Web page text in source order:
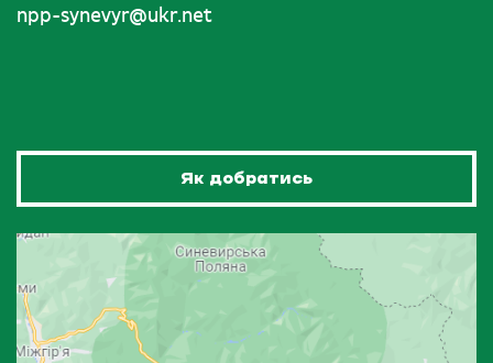
npp-synevyr@ukr.net
Як добратись